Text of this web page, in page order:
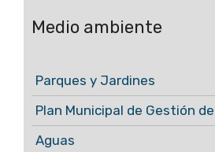
Medio ambiente
Parques y Jardines
Plan Municipal de Gestión
Aguas